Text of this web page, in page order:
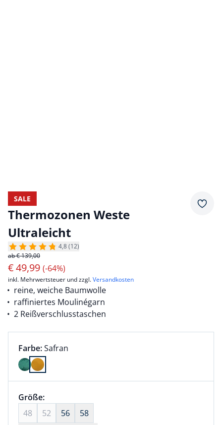
SALE
Thermozonen Weste
Ultraleicht
4,8 (12)
ab € 139,00
€49,99 (-64%)
inkl. Mehrwertsteuer und zzgl.Versandkosten
reine, weiche Baumwolle
raffiniertes Moulinégarn
2 Reißverschlusstaschen
Farbauswahl:
Farbe:aktuell ausgewählt:
Safran
Farbe Safran ausgewählt
Größenauswahl:
Größe:nichts ausgewählt
48
52 56
58